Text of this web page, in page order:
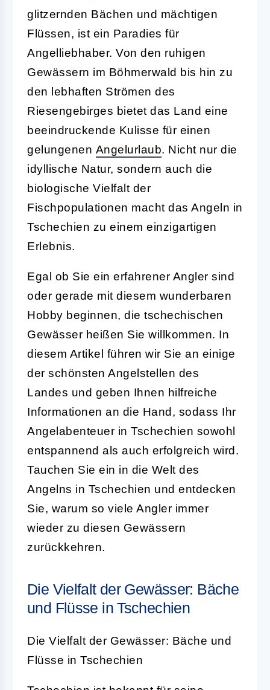
glitzernden Bächen und mächtigen
Flüssen, ist ein Paradies für
Angelliebhaber. Von den ruhigen
Gewässern im Böhmerwald bis hin zu
den lebhaften Strömen des
Riesengebirges bietet das Land eine
beeindruckende Kulisse für einen
gelungenen Angelurlaub. Nicht nur die
idyllische Natur, sondern auch die
biologische Vielfalt der
Fischpopulationen macht das Angeln in
Tschechien zu einem einzigartigen
Erlebnis.
Egal ob Sie ein erfahrener Angler sind
oder gerade mit diesem wunderbaren
Hobby beginnen, die tschechischen
Gewässer heißen Sie willkommen. In
diesem Artikel führen wir Sie an einige
der schönsten Angelstellen des
Landes und geben Ihnen hilfreiche
Informationen an die Hand, sodass Ihr
Angelabenteuer in Tschechien sowohl
entspannend als auch erfolgreich wird.
Tauchen Sie ein in die Welt des
Angelns in Tschechien und entdecken
Sie, warum so viele Angler immer
wieder zu diesen Gewässern
zurückkehren.
Die Vielfalt der Gewässer: Bäche
und Flüsse in Tschechien
Die Vielfalt der Gewässer: Bäche und
Flüsse in Tschechien